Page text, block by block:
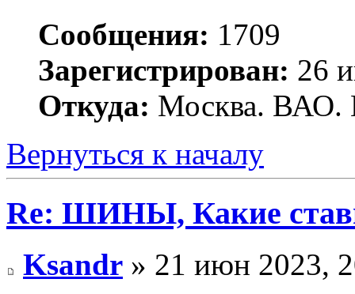
Сообщения: 1709
Зарегистрирован: 26
Откуда: Москва. ВАО.
Вернуться к началу
Re: ШИНЫ, Какие
Ksandr » 21 июн 2023,